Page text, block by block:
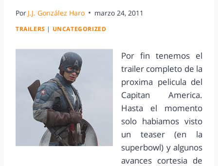
Por J.J. González Haro marzo 24, 2011
TRAILERS | UNCATEGORIZED
Por fin tenemos el
trailer completo de la
proxima pelicula del
Capitan America.
Hasta el momento
solo habiamos visto
un teaser (en la
superbowl) y algunos
avances cortesia de